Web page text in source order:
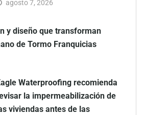
agosto 7, 2026
y diseño que transforman
de Tormo Franquicias
Waterproofing recomienda
la impermeabilización de
viviendas antes de las